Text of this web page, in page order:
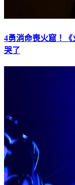
4勇消命喪火窟！
哭了